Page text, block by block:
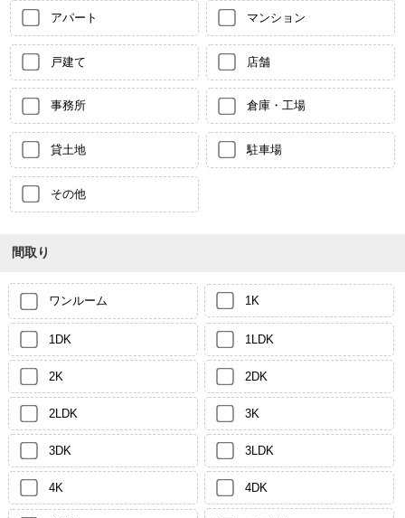
アパート マンション
戸建て 店舗
事務所 倉庫・工場
貸土地 駐車場
その他
間取り
ワンルーム 1K
1DK 1LDK
2K 2DK
2LDK 3K
3DK 3LDK
4K 4DK